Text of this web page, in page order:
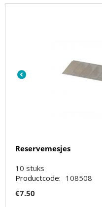
Reservemesjes
10 stuks
Productcode: 108508
€7.50